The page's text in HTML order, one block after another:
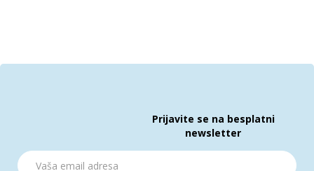
Prijavite se na besplatni
newsletter